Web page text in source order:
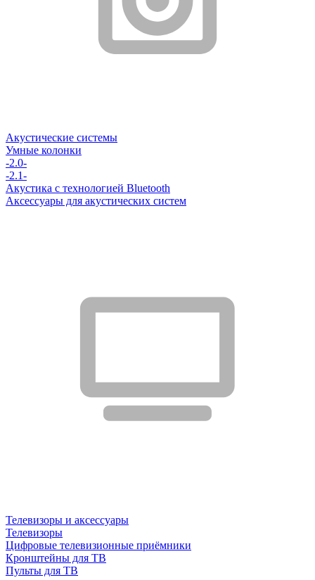
Акустические системы
Умные колонки
-2.0-
-2.1-
Акустика с технологией Bluetooth
Аксессуары для акустических систем
Телевизоры и аксессуары
Телевизоры
Цифровые телевизионные приёмники
Кронштейны для ТВ
Пульты для ТВ